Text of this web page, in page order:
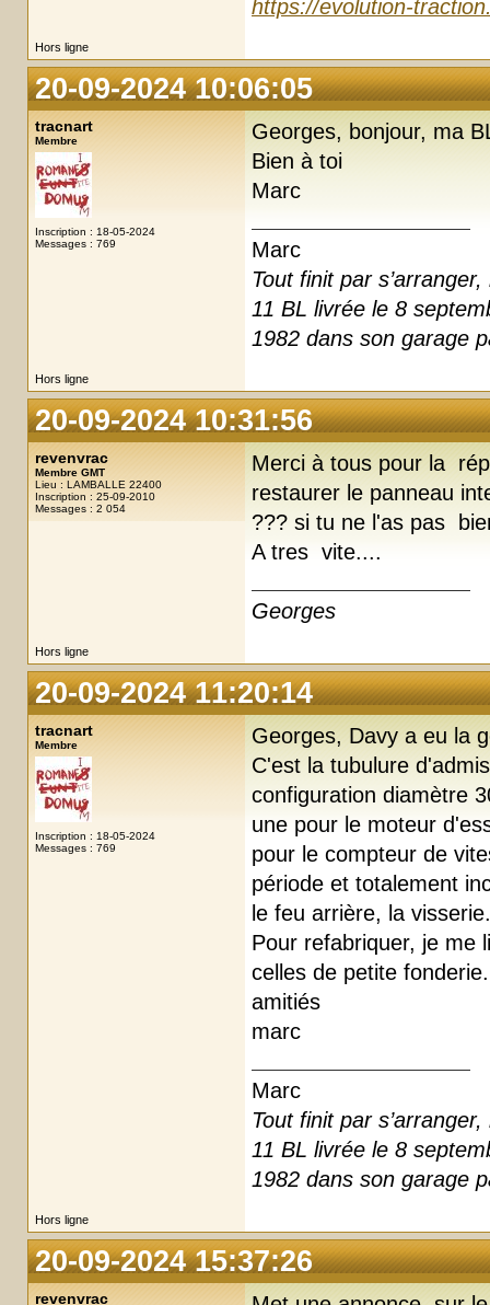
https://evolution-
Hors ligne
20-09-2024 10:06:05
tracnart
Membre
Inscription : 18-05-2024
Messages : 769
Georges, bonjour, ma
Bien à toi
Marc
Marc
Tout finit par
11 BL livrée le 8
1982 dans son garage
Hors ligne
20-09-2024 10:31:56
revenvrac
Membre GMT
Lieu : LAMBALLE 22400
Inscription : 25-09-2010
Messages : 2 054
Merci à tous pour la
restaurer le panneau
??? si tu ne l'as pas
A tres vite....
Georges
Hors ligne
20-09-2024 11:20:14
tracnart
Membre
Inscription : 18-05-2024
Messages : 769
Georges, Davy a eu la
C'est la tubulure
configuration diamètre
une pour le moteur
pour le compteur de
période et totalement
le feu arrière, la
Pour refabriquer, je me
celles de petite fonderie.
amitiés
marc
Marc
Tout finit par
11 BL livrée le 8
1982 dans son garage
Hors ligne
20-09-2024 15:37:26
revenvrac